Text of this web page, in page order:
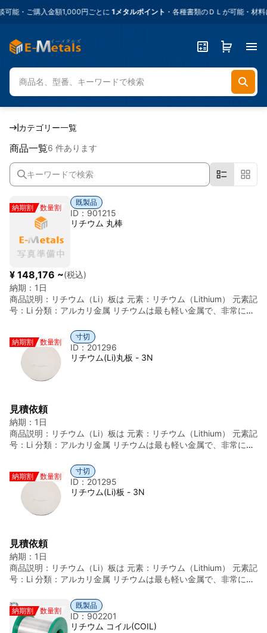
能・ご購入金額1,000円ごとに1メタルポイント・各種書類のＤＬが可能・材料
カテゴリー一覧
商品一覧6 件あります
納期割 数量割
既製品
ID：901215
リチウム 丸棒
¥ 148,176 ~(税込)
納期： 1日
商品説明： リチウム（Li）板は 元素：リチウム（Lithium） 元素記
号：Li 分類：アルカリ金属 リチウムは最も軽い金属で、非常に反
単体は厳重な管理下でのみ取り扱われます。 不純物：Na、K、
Ca、Mg、Fe など 特徴： ・非常に軽い ・ナイフで切れるほど柔
らかい ・空気中で急速に酸化・変色 ・水分と激しく反応し発火の
恐れ 主な用途： ・電池材料研究（全固体電池、Li金属負極） ・蒸
着・真空材料研究 ・合金・反応試験 ・基礎研究用途 ※ 量産用途
ン）必須 ・もしくは 不活性ガス封入（Ar） ・空気・湿気・水と
完全遮断 ・開封・加工は 乾燥アルゴン雰囲気推奨 ・航空輸送は
制限される場合あり
納期割 数量割
寸切
ID：201296
リチウム(Li)丸板 - 3N
見積依頼
納期： 1日
商品説明： リチウム（Li）板は 元素：リチウム（Lithium） 元素記
号：Li 分類：アルカリ金属 リチウムは最も軽い金属で、非常に反
単体は厳重な管理下でのみ取り扱われます。 「3N」の意味 3N =
99.9% 純度 不純物総量：0.1% 例：Li：99.9%以上 不純物：Na、
K、Ca、Mg、Fe など ※ 3Nは研究用途として比較的よく使われる
標準的な高純度グレードです。 リチウム（Li）板 3N の一般的な
特性： ・純度：99.9%（3N） ・外観：銀白色（非常に柔らか
色 ・水分と激しく反応し発火の恐れ 主な用途： ・電池材料研究
（全固体電池、Li金属負極） ・蒸着・真空材料研究 ・合金・反応
試験 ・基礎研究用途 ※ 量産用途ではなく、研究・評価用途が中心
です。 取扱い・梱包上の注意（非常に重要）： ・完全油中封入
（Ar） ・空気・湿気・水と完全遮断 ・開封・加工は 乾燥アルゴ
ン雰囲気推奨 ・航空輸送は制限される場合あり
納期割 数量割
寸切
ID：201295
リチウム(Li)板 - 3N
見積依頼
納期： 1日
商品説明： リチウム（Li）板は 元素：リチウム（Lithium） 元素記
号：Li 分類：アルカリ金属 リチウムは最も軽い金属で、非常に反
単体は厳重な管理下でのみ取り扱われます。 「3N」の意味 3N =
99.9% 純度 不純物総量：0.1% 例：Li：99.9%以上 不純物：Na、
K、Ca、Mg、Fe など ※ 3Nは研究用途として比較的よく使われる
納期割 数量割
既製品
ID：902201
リチウム コイル(COIL)